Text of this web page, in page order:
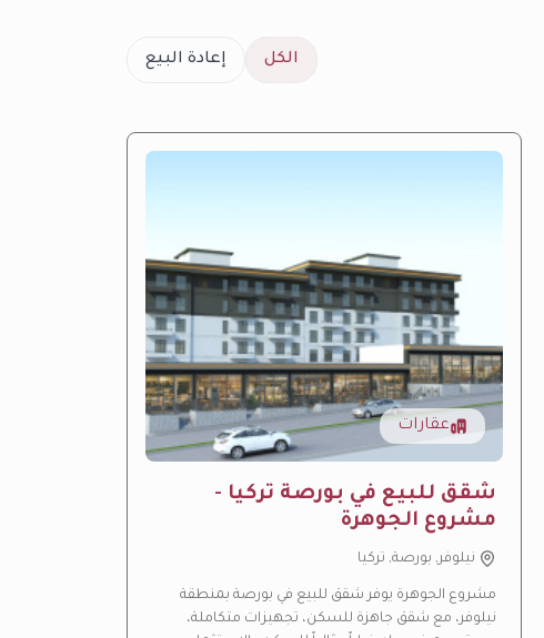
الكل إعادة البيع
عقارات
ِشقق للبيع في بورصة تركيا -
مشروع الجوهرة
نيلوفر, بورصة, تركيا
مشروع الجوهرة يوفر شقق للبيع في بورصة بمنطقة
نيلوفر، مع شقق جاهزة للسكن، تجهيزات متكاملة،